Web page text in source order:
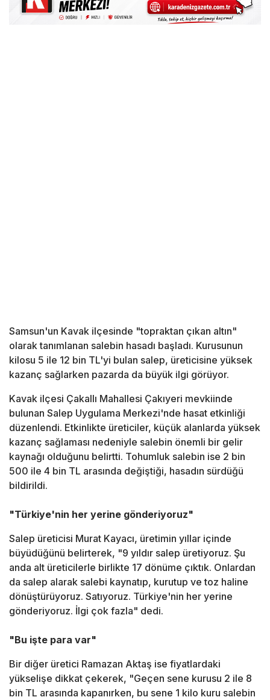
Samsun'un Kavak ilçesinde "topraktan çıkan altın"
olarak tanımlanan salebin hasadı başladı. Kurusunun
kilosu 5 ile 12 bin TL'yi bulan salep, üreticisine yüksek
kazanç sağlarken pazarda da büyük ilgi görüyor.
Kavak ilçesi Çakallı Mahallesi Çakıyeri mevkiinde
bulunan Salep Uygulama Merkezi'nde hasat etkinliği
düzenlendi. Etkinlikte üreticiler, küçük alanlarda yüksek
kazanç sağlaması nedeniyle salebin önemli bir gelir
kaynağı olduğunu belirtti. Tohumluk salebin ise 2 bin
500 ile 4 bin TL arasında değiştiği, hasadın sürdüğü
bildirildi.
"Türkiye'nin her yerine gönderiyoruz"
Salep üreticisi Murat Kayacı, üretimin yıllar içinde
büyüdüğünü belirterek, "9 yıldır salep üretiyoruz. Şu
anda alt üreticilerle birlikte 17 dönüme çıktık. Onlardan
da salep alarak salebi kaynatıp, kurutup ve toz haline
dönüştürüyoruz. Satıyoruz. Türkiye'nin her yerine
gönderiyoruz. İlgi çok fazla" dedi.
"Bu işte para var"
Bir diğer üretici Ramazan Aktaş ise fiyatlardaki
yükselişe dikkat çekerek, "Geçen sene kurusu 2 ile 8
bin TL arasında kapanırken, bu sene 1 kilo kuru salebin